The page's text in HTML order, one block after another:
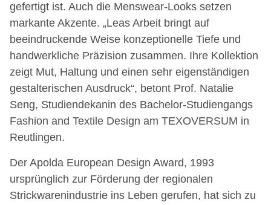
gefertigt ist. Auch die Menswear-Looks setzen
markante Akzente. „Leas Arbeit bringt auf
beeindruckende Weise konzeptionelle Tiefe und
handwerkliche Präzision zusammen. Ihre Kollektion
zeigt Mut, Haltung und einen sehr eigenständigen
gestalterischen Ausdruck“, betont Prof. Natalie
Seng, Studiendekanin des Bachelor-Studiengangs
Fashion and Textile Design am TEXOVERSUM in
Reutlingen.
Der Apolda European Design Award, 1993
ursprünglich zur Förderung der regionalen
Strickwarenindustrie ins Leben gerufen, hat sich zu